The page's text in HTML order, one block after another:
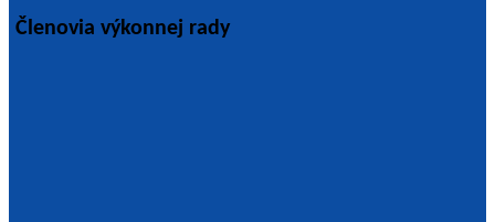
Členovia výkonnej rady